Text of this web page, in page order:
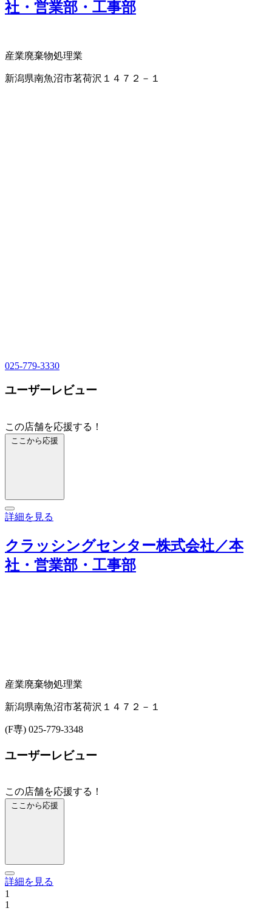
社・営業部・工事部
産業廃棄物処理業
新潟県南魚沼市茗荷沢１４７２－１
025-779-3330
ユーザーレビュー
この店舗を応援する！
ここから応援
詳細を見る
クラッシングセンター株式会社／本
社・営業部・工事部
産業廃棄物処理業
新潟県南魚沼市茗荷沢１４７２－１
(F専) 025-779-3348
ユーザーレビュー
この店舗を応援する！
ここから応援
詳細を見る
1
1